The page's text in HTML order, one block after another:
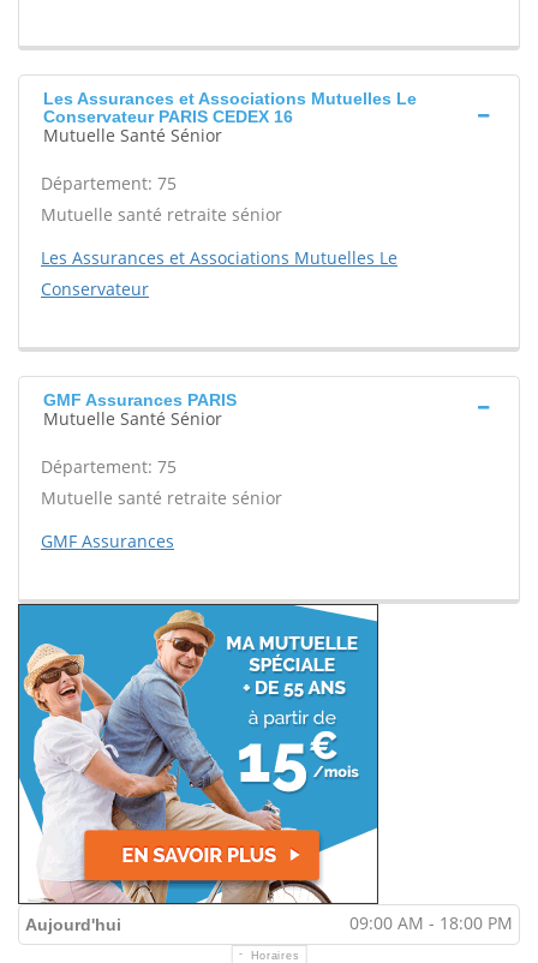
Les Assurances et Associations Mutuelles Le
Conservateur PARIS CEDEX 16
Mutuelle Santé Sénior
Département: 75
Mutuelle santé retraite sénior
Les Assurances et Associations Mutuelles Le
Conservateur
GMF Assurances PARIS
Mutuelle Santé Sénior
Département: 75
Mutuelle santé retraite sénior
GMF Assurances
Aujourd'hui 09:00 AM - 18:00 PM
Horaires